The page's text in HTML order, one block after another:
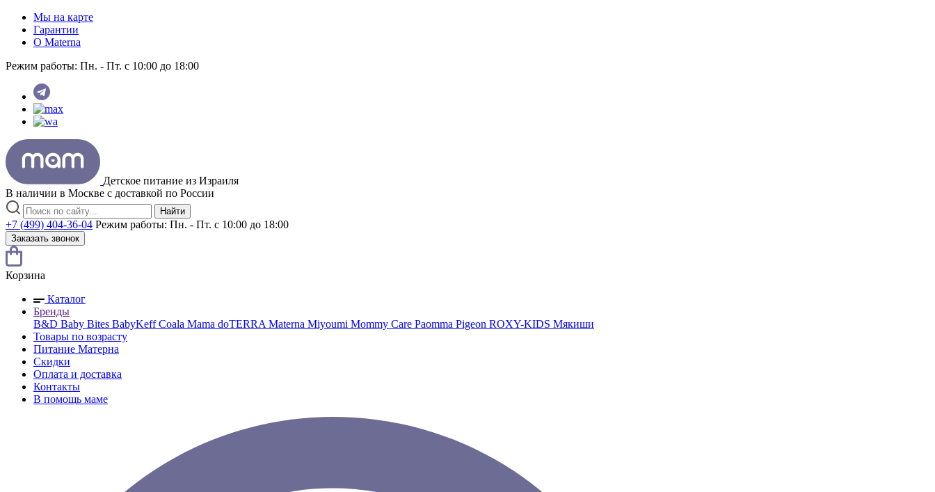
Мы на карте
Гарантии
O Materna
Режим работы: Пн. - Пт. с 10:00 до 18:00
Детское питание из Израиля
В наличии в Москве с доставкой по России
Найти
+7 (499) 404-36-04 Режим работы: Пн. - Пт. с 10:00 до 18:00
Заказать звонок
Корзина
Каталог
Бренды
B&D Baby Bites BabyKeffCoala Mama doTERRA Materna Miyoumi Mommy Care Paomma Pigeon ROXY-KIDS Мякиши
Товары по возрасту
Питание Матерна
Скидки
Оплата и доставка
Контакты
В помощь маме